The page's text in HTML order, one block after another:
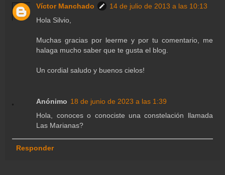
Víctor Manchado
14 de julio de 2013 a las 10:13
Hola Silvio,
Muchas gracias por leerme y por tu comentario, me
halaga mucho saber que te gusta el blog.
Un cordial saludo y buenos cielos!
Anónimo 18 de junio de 2023 a las 1:39
Hola, conoces o conociste una constelación llamada
Las Marianas?
Responder